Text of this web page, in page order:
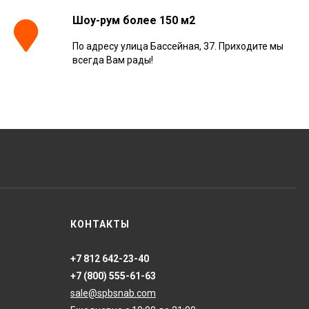
Керамогранит
Шоу-рум более 150 м2
По адресу улица Бассейная, 37. Приходите мы
всегда Вам рады!
КОНТАКТЫ
+7 812 642-23-40
+7 (800) 555-61-63
sale@spbsnab.com